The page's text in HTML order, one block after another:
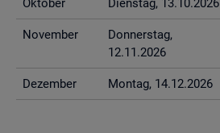
Ok­to­ber Diens­tag, 13.10.2026
No­vem­ber
Don­ners­tag,
12.11.2026
De­zem­ber Mon­tag, 14.12.2026